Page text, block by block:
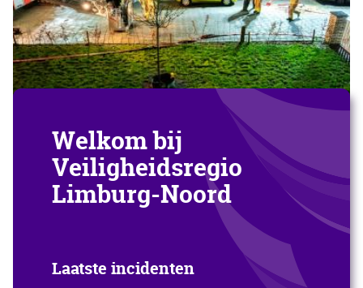
Welkom bij
Veiligheidsregio
Limburg-Noord
Laatste incidenten